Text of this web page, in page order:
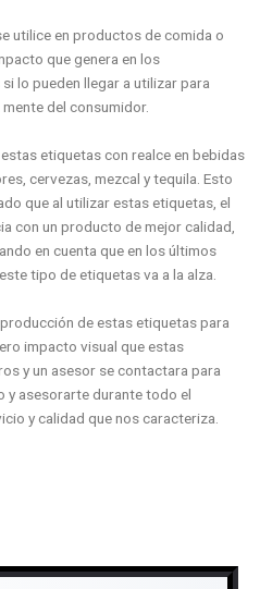
utilice en productos de comida o
que genera en los
lo pueden llegar a utilizar para
del consumidor.
etiquetas con realce en bebidas
cervezas, mezcal y tequila. Esto
que al utilizar estas etiquetas, el
con un producto de mejor calidad,
en cuenta que en los últimos
tipo de etiquetas va a la alza.
de estas etiquetas para
impacto visual que estas
y un asesor se contactara para
asesorarte durante todo el
y calidad que nos caracteriza.